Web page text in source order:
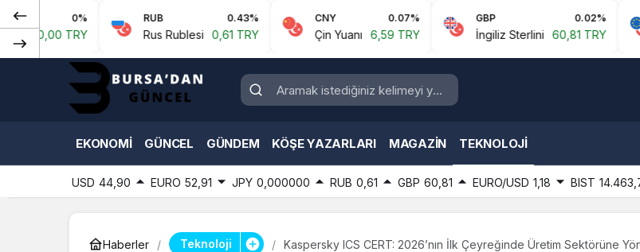
0% RUB
Rus Rublesi 0,61 TRY
CNY 0.07%
Çin Yuanı 6,59 TRY
GBP
İngiliz Sterlini 60,81 TRY
EKONOMI GÜNCEL GÜNDEM KÖŞE YAZARLARI MAGAZIN TEKNOLOJI
USD 44,90 EURO 52,91 JPY 0,000000 RUB 0,61 GBP 60,81 EURO/USD 1,18 BIST
Haberler Teknoloji Kaspersky ICS CERT: 2026’nın İlk Çeyreğinde Üretim Sektörüne